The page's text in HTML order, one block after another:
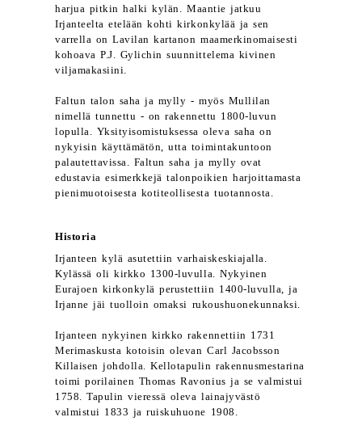
harjua pitkin halki kylän. Maantie jatkuu
Irjanteelta etelään kohti kirkonkylää ja sen
varrella on Lavilan kartanon maamerkinomaisesti
kohoava P.J. Gylichin suunnittelema kivinen
viljamakasiini.
Faltun talon saha ja mylly - myös Mullilan
nimellä tunnettu - on rakennettu 1800-luvun
lopulla. Yksityisomistuksessa oleva saha on
nykyisin käyttämätön, utta toimintakuntoon
palautettavissa. Faltun saha ja mylly ovat
edustavia esimerkkejä talonpoikien harjoittamasta
pienimuotoisesta kotiteollisesta tuotannosta.
Historia
Irjanteen kylä asutettiin varhaiskeskiajalla.
Kylässä oli kirkko 1300-luvulla. Nykyinen
Eurajoen kirkonkylä perustettiin 1400-luvulla, ja
Irjanne jäi tuolloin omaksi rukoushuonekunnaksi.
Irjanteen nykyinen kirkko rakennettiin 1731
Merimaskusta kotoisin olevan Carl Jacobsson
Killaisen johdolla. Kellotapulin rakennusmestarina
toimi porilainen Thomas Ravonius ja se valmistui
1758. Tapulin vieressä oleva lainajyvästö
valmistui 1833 ja ruiskuhuone 1908.